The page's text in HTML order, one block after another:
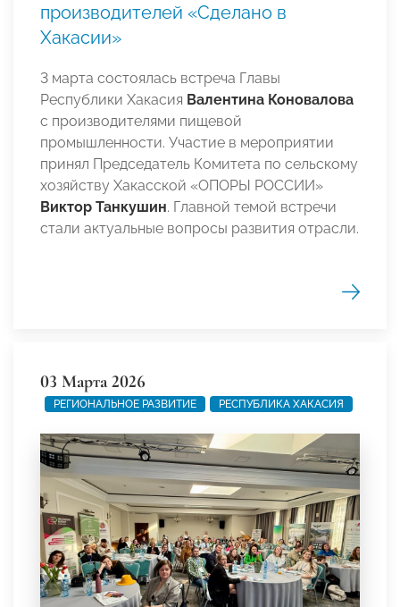
производителей «Сделано в
Хакасии»
3 марта состоялась встреча Главы
Республики Хакасия Валентина Коновалова
с производителями пищевой
промышленности. Участие в мероприятии
принял Председатель Комитета по сельскому
хозяйству Хакасской «ОПОРЫ РОССИИ»
Виктор Танкушин. Главной темой встречи
стали актуальные вопросы развития отрасли.
03 Марта 2026
РЕГИОНАЛЬНОЕ РАЗВИТИЕ РЕСПУБЛИКА ХАКАСИЯ